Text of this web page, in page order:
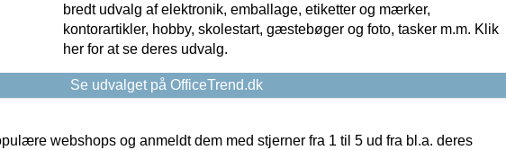
bredt udvalg af elektronik, emballage, etiketter og mærker,
kontorartikler, hobby, skolestart, gæstebøger og foto, tasker m.m. Klik
her for at se deres udvalg.
Se udvalget på OfficeTrend.dk
webshops og anmeldt dem med stjerner fra 1 til 5 ud fra bl.a. deres